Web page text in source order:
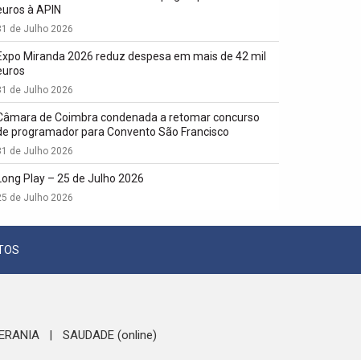
à APIN
de Julho 2026
Miranda 2026 reduz despesa em mais de 42 mil
de Julho 2026
de Coimbra condenada a retomar concurso
programador para Convento São Francisco
de Julho 2026
Play – 25 de Julho 2026
de Julho 2026
SAUDADE (online)